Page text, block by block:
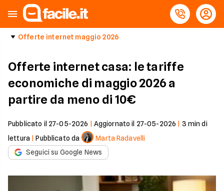
Offerte internet maggio 2026
Offerte internet casa: le tariffe
economiche di maggio 2026 a
partire da meno di 10€
Pubblicato il 27-05-2026 Aggiornato il 27-05-2026 3 min di
lettura |Pubblicato da
Marta Radavelli
Seguici su Google News